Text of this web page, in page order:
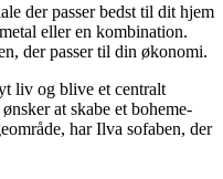
der passer bedst til dit hjem
eller en kombination.
der passer til din økonomi.
liv og blive et centralt
at skabe et boheme-
har Ilva sofaben, der